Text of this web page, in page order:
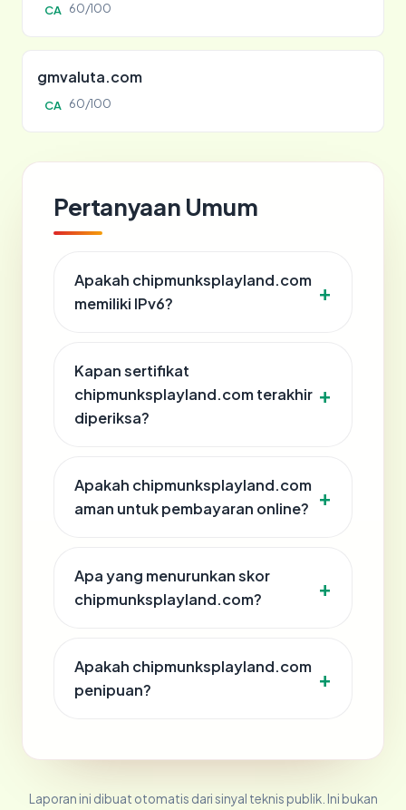
CA 60/100
gmvaluta.com
CA 60/100
Pertanyaan Umum
Apakah chipmunksplayland.com
memiliki IPv6?
Kapan sertifikat
chipmunksplayland.com terakhir
diperiksa?
Apakah chipmunksplayland.com
aman untuk pembayaran online?
Apa yang menurunkan skor
chipmunksplayland.com?
Apakah chipmunksplayland.com
penipuan?
Laporan ini dibuat otomatis dari sinyal teknis publik. Ini bukan